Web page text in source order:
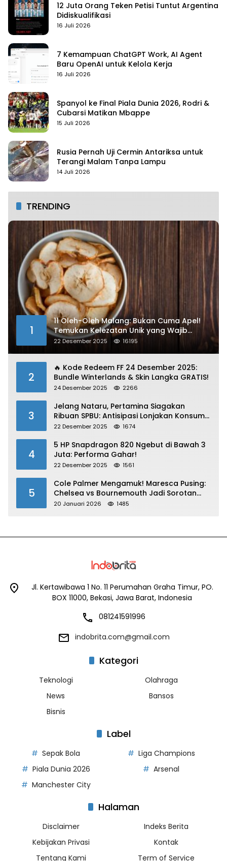
12 Juta Orang Teken Petisi Tuntut Argentina
Didiskualifikasi
16 Juli 2026
7 Kemampuan ChatGPT Work, AI Agent
Baru OpenAI untuk Kelola Kerja
16 Juli 2026
Spanyol ke Final Piala Dunia 2026, Rodri &
Cubarsi Matikan Mbappe
15 Juli 2026
Rusia Pernah Uji Cermin Antariksa untuk
Terangi Malam Tanpa Lampu
14 Juli 2026
TRENDING
1
11 Oleh-Oleh Malang: Bukan Cuma Apel!
Temukan Kelezatan Unik yang Wajib
Dibawa
22 Desember 2025 16195
2
🔥 Kode Redeem FF 24 Desember 2025:
Bundle Winterlands & Skin Langka GRATIS!
24 Desember 2025 2266
3
Jelang Nataru, Pertamina Siagakan
Ribuan SPBU: Antisipasi Lonjakan Konsumsi
BBM dan LPG!
22 Desember 2025 1674
4
5 HP Snapdragon 820 Ngebut di Bawah 3
Juta: Performa Gahar!
22 Desember 2025 1561
5
Cole Palmer Mengamuk! Maresca Pusing:
Chelsea vs Bournemouth Jadi Sorotan
Utama
20 Januari 2026 1485
Jl. Kertawibawa 1 No. 11 Perumahan Graha Timur, PO.
BOX 11000, Bekasi, Jawa Barat, Indonesia
081241591996
indobrita.com@gmail.com
Kategori
Teknologi
Olahraga
News
Bansos
Bisnis
Label
Sepak Bola
Liga Champions
Piala Dunia 2026
Arsenal
Manchester City
Halaman
Disclaimer
Indeks Berita
Kebijakan Privasi
Kontak
Tentang Kami
Term of Service